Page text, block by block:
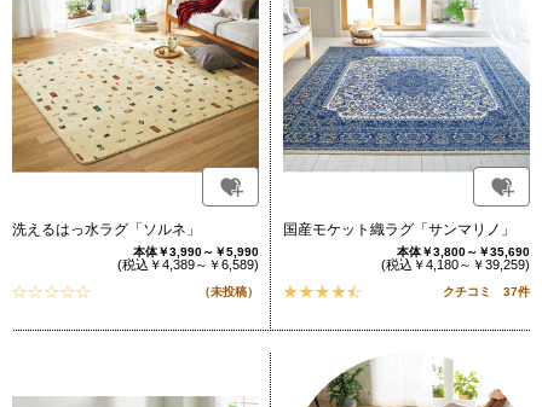
洗えるはっ水ラグ「ソルネ」
本体￥3,990～￥5,990
(税込￥4,389～￥6,589)
（未投稿）
国産モケット織ラグ「サンマリノ」
本体￥3,800～￥35,690
(税込￥4,180～￥39,259)
クチコミ 37件